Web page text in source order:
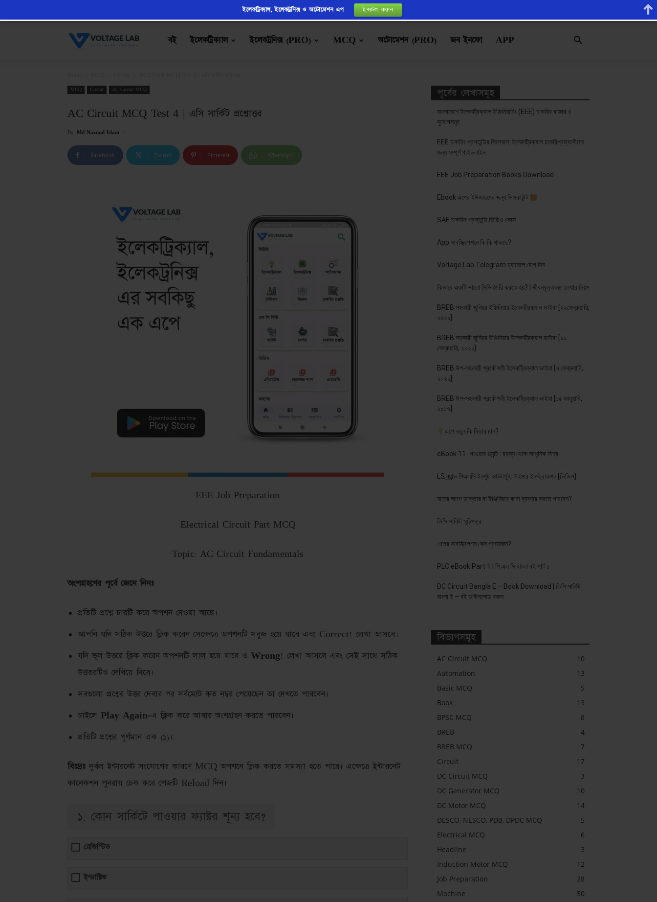
VoltageLab
বই ইলেকট্রিক্যাল ইলেকট্রনিক্স (PRO) MCQ অটোমেশন (PRO) জব ইনফো APP
MCQ Circuit AC Circuit MCQ
AC Circuit MCQ Test 4 | এসি সার্কিট প্রশ্নোত্তর
By Md Nazmul Islam -
Facebook Twitter Pinterest WhatsApp
EEE Job Preparation
Electrical Circuit Part MCQ
Topic: AC Circuit Fundamentals
অংশগ্রহণের পূর্বে জেনে নিনঃ
প্রতিটি প্রশ্নে চারটি করে অপশন দেওয়া আছে।
আপনি যদি সঠিক উত্তরে ক্লিক করেন সেক্ষেত্রে অপশনটি সবুজ হয়ে যাবে এবং Correct! লেখা আসবে।
যদি ভূল উত্তরে ক্লিক করেন অপশনটি লাল হয়ে যাবে ও Wrong! লেখা আসবে এবং সেই সাথে সঠিক
উত্ততরটিও দেখিয়ে দিবে।
সবগুলো প্রশ্নের উত্তর দেবার পর সর্বমোট কত নম্বর পেয়েছেন তা দেখতে পারবেন।
চাইলে Play Again-এ ক্লিক করে আবার অংশগ্রহন করতে পারবেন।
প্রতিটি প্রশ্নের পূর্ণমান এক (১)।
বিঃদ্রঃ দুর্বল ইন্টারনেট সংযোগের কারণে MCQ অপশনে ক্লিক করতে সমস্যা হতে পারে। এক্ষেত্রে ইন্টারনেট
কানেকশন পুনরায় চেক করে পেজটি Reload দিন।
১. কোন সার্কিটে পাওয়ার ফ্যাক্টর শূন্য হবে?
রেজিস্টিভ
ইন্ডাক্টিভ
পূর্বের লেখাসমূহ
বাংলাদেশে ইলেকট্রিক্যাল ইঞ্জিনিয়ারিং (EEE) চাকরির বাজার ও
সুযোগসমূহ
EEE চাকরির প্রস্তুতির সিলেবাস: ইলেকট্রিক্যাল চাকরিপ্রত্যাশীদের
জন্য সম্পূর্ণ গাইডলাইন
EEE Job Preparation Books Download
Ebook এপের ইউজারদের জন্য ডিসকাউন্ট
SAE চাকরির প্রস্তুতি ভিডিও কোর্স
App সাবস্ক্রিপশনে কি কি থাকছে?
Voltage Lab Telegram চ্যানেলে যোগ দিন
কিভাবে একটি ভালো সিভি তৈরি করতে হয়? | জীবনবৃত্তান্ত লেখার নিয়ম
BREB সহকারী জুনিয়র ইঞ্জিনিয়ার ইলেকট্রিক্যাল ভাইবা [২২ফেব্রুয়ারি,
২০২১]
BREB সহকারী জুনিয়র ইঞ্জিনিয়ার ইলেকট্রিক্যাল ভাইবা [১১
ফেব্রুয়ারি, ২০২১]
BREB উপ-সহকারী প্রকৌশলী ইলেকট্রিক্যাল ভাইবা [৭ ফেব্রুয়ারি,
২০২১]
BREB উপ-সহকারী প্রকৌশলী ইলেকট্রিক্যাল ভাইবা [১৫ জানুয়ারি,
২০১৭]
এপে নতুন কি ফিচার চান?
eBook 11- পাওয়ার প্ল্যান্ট : রহস্য থেকে আধুনিক বিশ্ব
LS ব্র্যান্ড পিএলসি ইনপুট আউটপুট, টাইমার ইনস্ট্রাকশন [ভিডিও]
নামের আগে ডাক্তার বা ইঞ্জিনিয়ার কারা ব্যবহার করতে পারবেন?
ডিসি সার্কিট সূচিপত্র
এপের সাবস্ক্রিপশন কেন প্রয়োজন?
PLC eBook Part 1 | পি এল সি বাংলা বই পার্ট ১
DC Circuit Bangla E – Book Download | ডিসি সার্কিট
বাংলা ই – বই ডাউনলোড করুন
বিভাগসমূহ
AC Circuit MCQ
10
Automation
13
Basic MCQ
5
Book
13
BPSC MCQ
8
BREB
4
BREB MCQ
7
Circuit
17
DC Circuit MCQ
3
DC Generator MCQ
10
DC Motor MCQ
14
DESCO, NESCO, PDB, DPDC MCQ
5
Electrical MCQ
6
Headline
3
Induction Motor MCQ
12
Job Preparation
28
Machine
50
ইলেকট্রিক্যাল, ইলেকট্রনিক্স ও অটোমেশন এপ ইন্সটল করুন